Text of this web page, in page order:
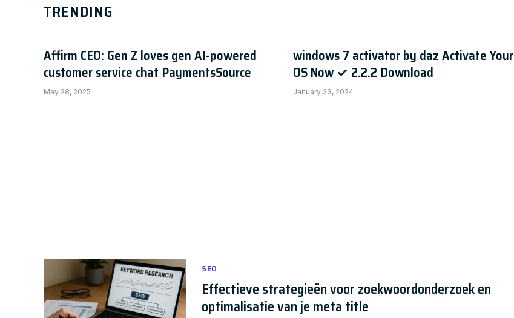
TRENDING
Affirm CEO: Gen Z loves gen AI-powered
customer service chat PaymentsSource
May 28, 2025
windows 7 activator by daz Activate Your
OS Now ✓ 2.2.2 Download
January 23, 2024
SEO
Effectieve strategieën voor zoekwoordonderzoek en
optimalisatie van je meta title